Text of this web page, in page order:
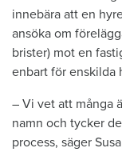
innebära att en
ansöka om
brister) mot en
enbart för enskilda
– Vi vet att många
namn och tycker
process, säger